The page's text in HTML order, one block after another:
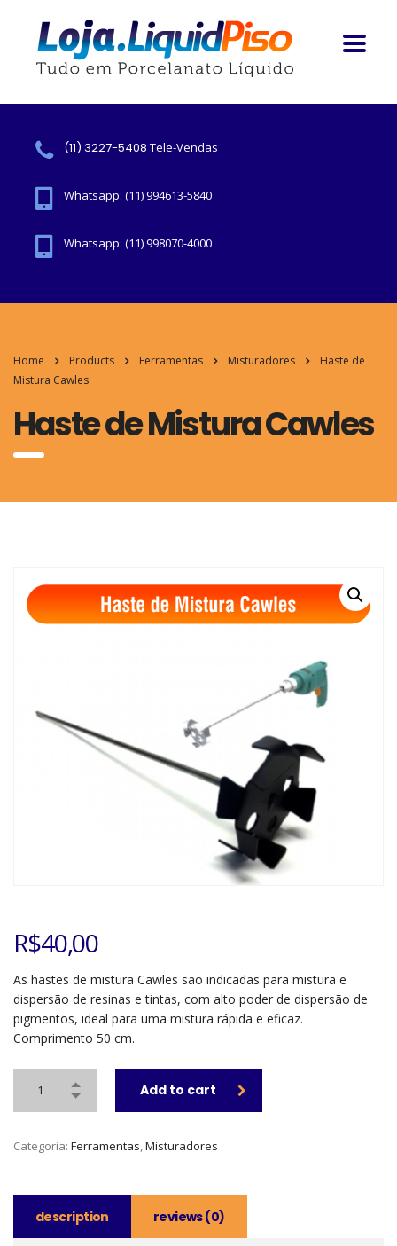
(11) 3227-5408 Tele-Vendas
Whatsapp: (11) 994613-5840
Whatsapp: (11) 998070-4000
Home Products Ferramentas Misturadores
Haste de
Mistura Cawles
Haste de Mistura Cawles
R$40,00
As hastes de mistura Cawles são indicadas para mistura e
dispersão de resinas e tintas, com alto poder de dispersão de
pigmentos, ideal para uma mistura rápida e eficaz.
Comprimento 50 cm.
Add to cart
Categoria: Ferramentas,Misturadores
description reviews (0)